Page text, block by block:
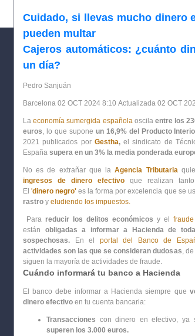
Cuidado, si llevas mucho dinero
pueden multar
Cajeros automáticos: ¿cuánto
un día?
Pedro Sanjuán
Barcelona 02 OCT 2024 8:10 Actualizada 02 OCT
La economía sumergida española oscila entre los
euros, lo que supone un 16,9% del Producto
2021 publicados por Gestha,el sindicato de
España supera en un 3% la media ponderada
No es de extrañar que laAgencia Tributaria
ingresos de dinero efectivo que realizan
El 'dinero negro' es la forma por excelencia que se
rastro y eludiendo los impuestos.
Para reducir los delitos económicos y el
están obligadas a informar a Hacienda de
sospechosas.
En el portal del Banco de
actividades son las que se consideran dudosas,
siguen la mayoría de actividades de fraude.
Cuándo informará tu banco a Hacienda
El banco debe informar a Hacienda siempre que
dinero efectivo en tu cuenta bancaria:
Transacciones con dinero en efectivo,
superen los 3.000 euros.